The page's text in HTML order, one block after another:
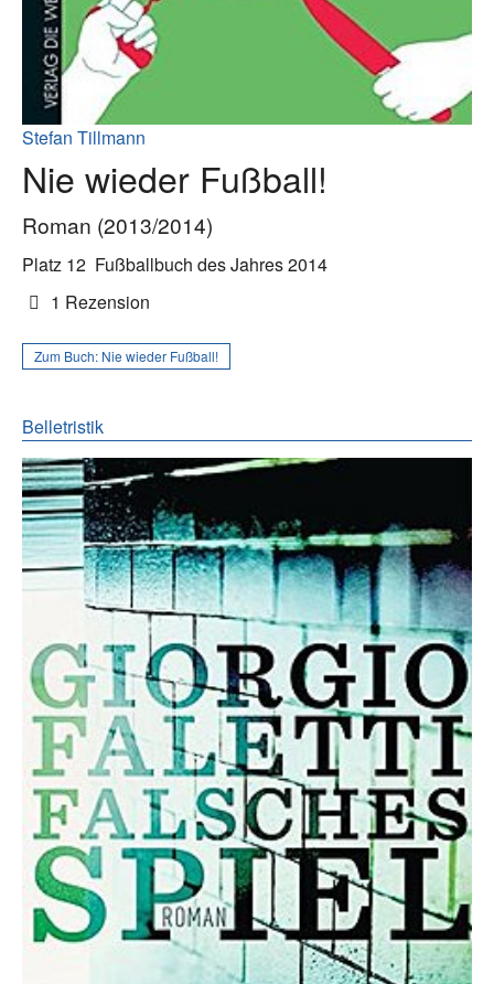
Stefan Tillmann
Nie wieder Fußball!
Roman (2013/2014)
Platz 12 Fußballbuch des Jahres 2014
1 Rezension
Zum Buch: Nie wieder Fußball!
Belletristik